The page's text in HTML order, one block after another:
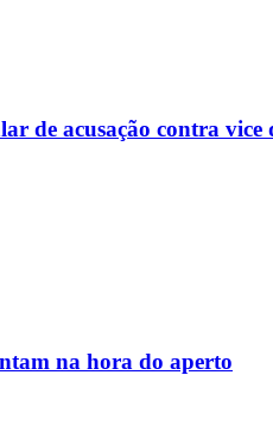
de acusação contra vice
na hora do aperto